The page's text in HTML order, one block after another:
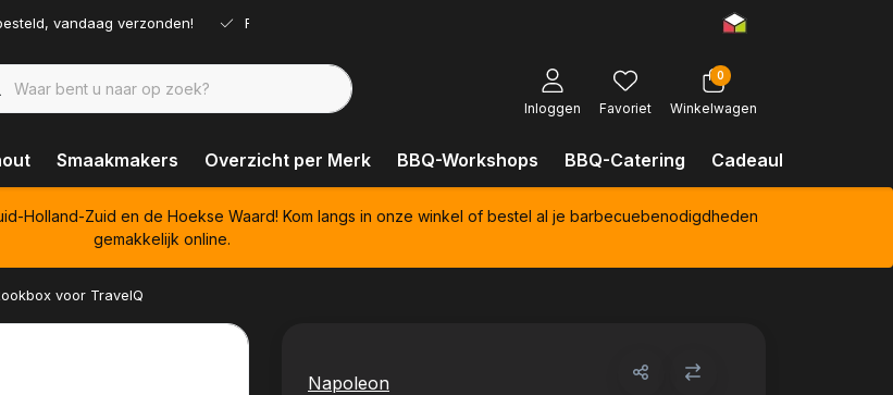
vandaag verzonden! Ruim assortiment!
Inloggen Favoriet
0
Winkelwagen
Smaakmakers Overzicht per Merk BBQ-Workshops BBQ-Catering Cadeaubonnen
Holland-Zuid en de Hoekse Waard! Kom langs in onze winkel of bestel al je barbecuebenodigdheden
gemakkelijk online.
voor TravelQ
Napoleon